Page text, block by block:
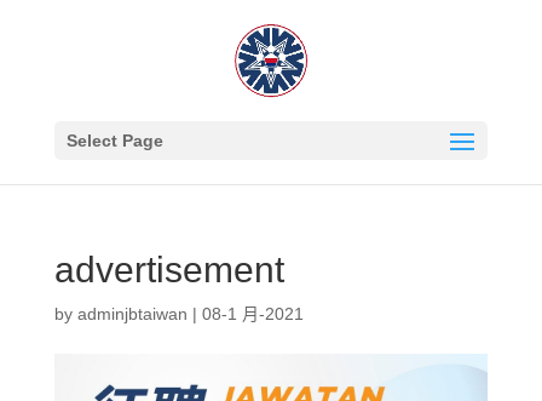
Select Page
advertisement
by adminjbtaiwan | 08-1 月-2021